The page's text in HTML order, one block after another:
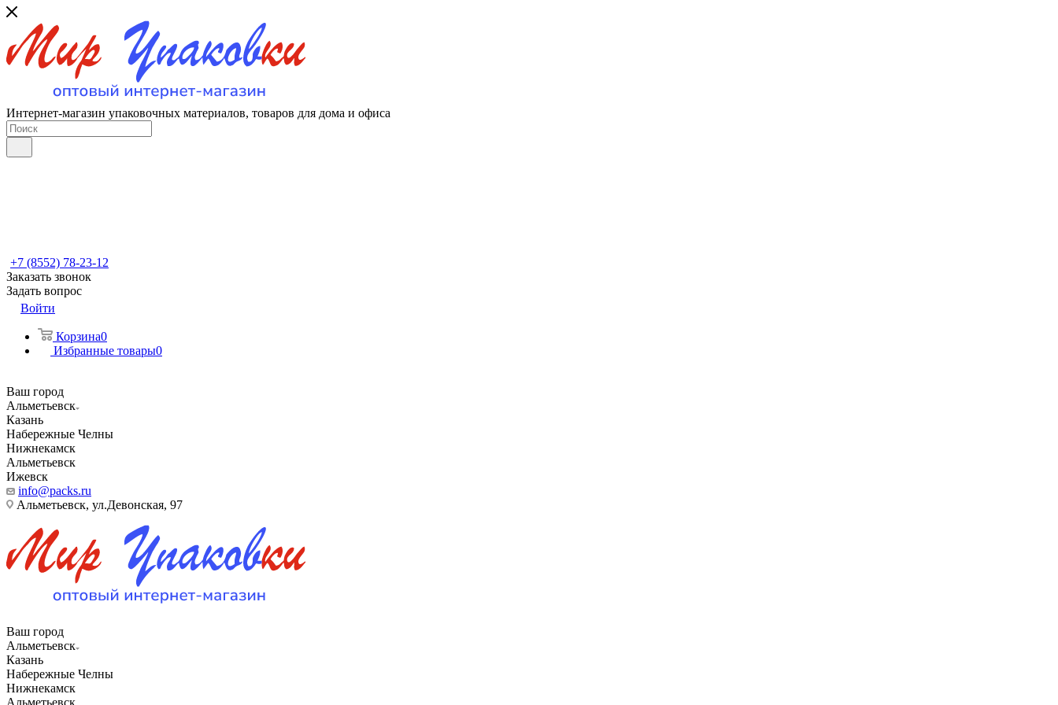
Интернет-магазин упаковочных материалов, товаров для дома и офиса
+7 (8552) 78-23-12
Заказать звонок
Задать вопрос
Войти
Корзина0
Избранные товары0
Ваш город
Альметьевск
Казань
Набережные Челны
Нижнекамск
Альметьевск
Ижевск
info@packs.ru
Альметьевск, ​ул.Девонская, 97
Ваш город
Альметьевск
Казань
Набережные Челны
Нижнекамск
Альметьевск